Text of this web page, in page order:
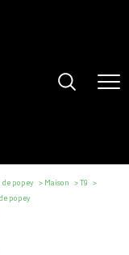
popey Maison
T9
popey